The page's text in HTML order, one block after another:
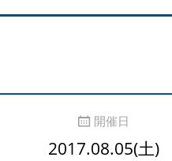
開催日
2017.08.05(土)